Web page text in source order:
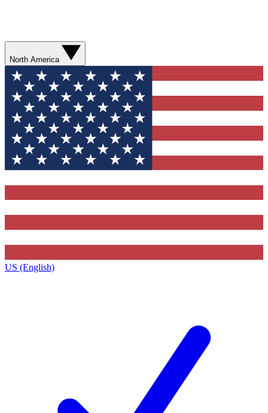
North America
US (English)